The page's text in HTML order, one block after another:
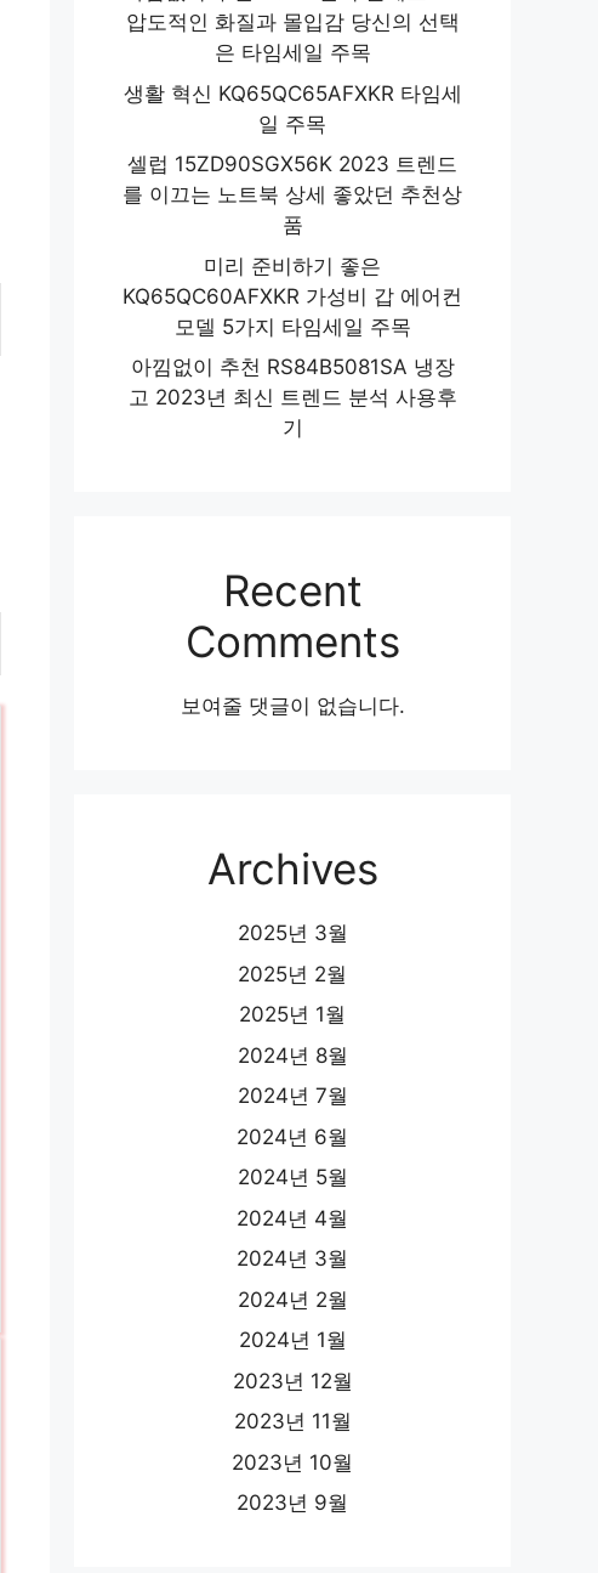
압도적인 화질과 몰입감 당신의 선택
은 타임세일 주목
생활 혁신 KQ65QC65AFXKR 타임세
일 주목
셀럽 15ZD90SGX56K 2023 트렌드
를 이끄는 노트북 상세 좋았던 추천상
품
미리 준비하기 좋은
KQ65QC60AFXKR 가성비 갑 에어컨
모델 5가지 타임세일 주목
아낌없이 추천 RS84B5081SA 냉장
고 2023년 최신 트렌드 분석 사용후
기
Recent
Comments
보여줄 댓글이 없습니다.
Archives
2025년 3월
2025년 2월
2025년 1월
2024년 8월
2024년 7월
2024년 6월
2024년 5월
2024년 4월
2024년 3월
2024년 2월
2024년 1월
2023년 12월
2023년 11월
2023년 10월
2023년 9월